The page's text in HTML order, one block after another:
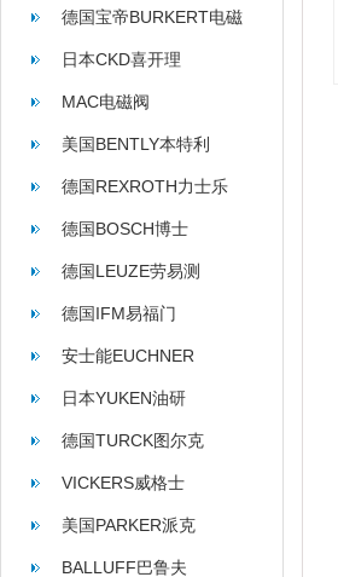
德国宝帝BURKERT电磁
阀
日本CKD喜开理
MAC电磁阀
美国BENTLY本特利
德国REXROTH力士乐
德国BOSCH博士
德国LEUZE劳易测
德国IFM易福门
安士能EUCHNER
日本YUKEN油研
德国TURCK图尔克
VICKERS威格士
美国PARKER派克
BALLUFF巴鲁夫